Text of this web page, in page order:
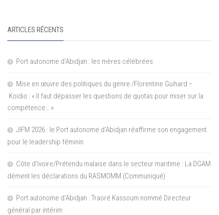
ARTICLES RÉCENTS
Port autonome d’Abidjan : les mères célébrées
Mise en œuvre des politiques du genre /Florentine Guihard –
Koidio : « Il faut dépasser les questions de quotas pour miser sur la
compétence… »
JIFM 2026 : le Port autonome d’Abidjan réaffirme son engagement
pour le leadership féminin
Côte d’Ivoire/Prétendu malaise dans le secteur maritime : La DGAM
dément les déclarations du RASMOMM (Communiqué)
Port autonome d’Abidjan : Traoré Kassoum nommé Directeur
général par intérim